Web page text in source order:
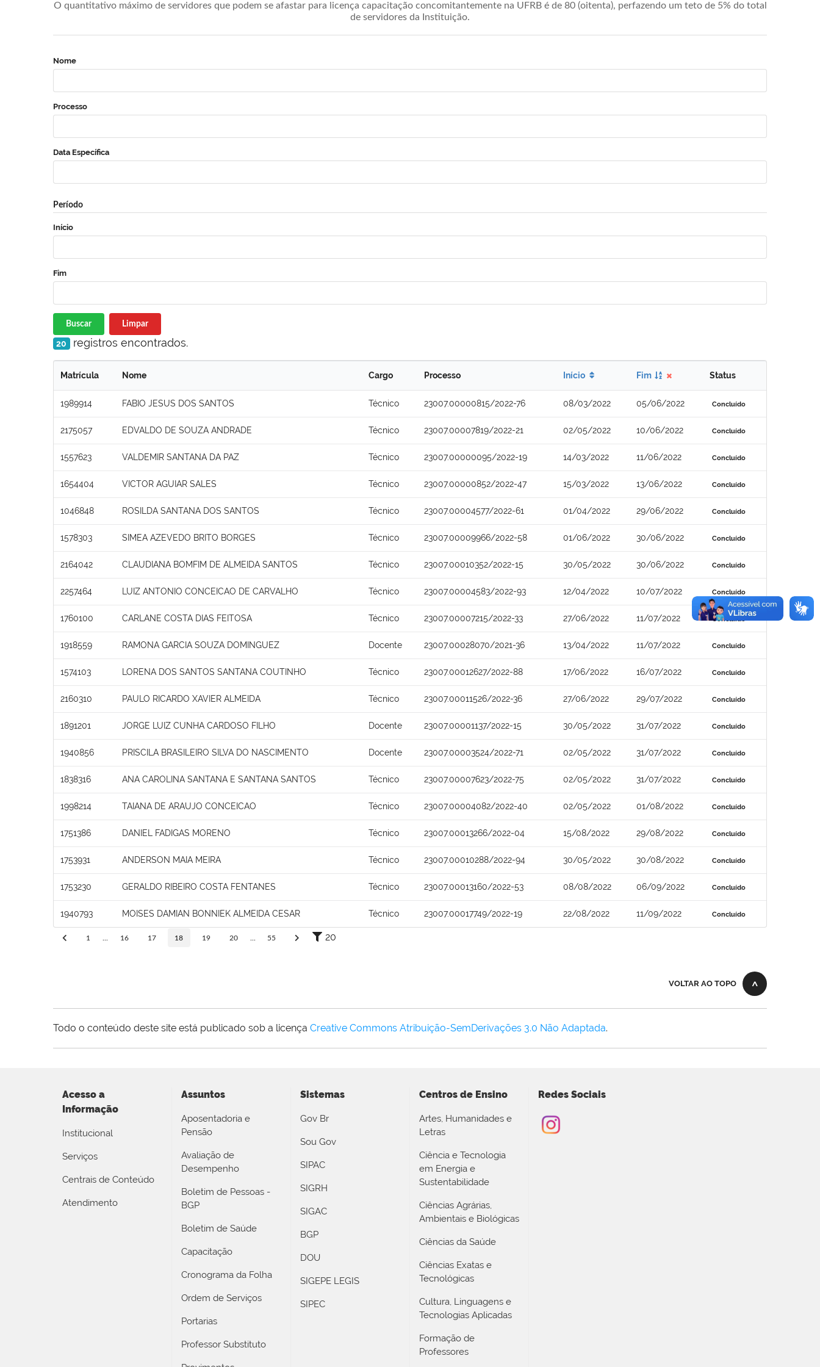
O quantitativo máximo de servidores que podem se afastar para licença capacitação concomitantemente na UFRB é de 80 (oitenta), perfazendo um teto de 5% do total
de servidores da Instituição.
Nome
Processo
Data Específica
Período
Início
Fim
Buscar Limpar
20 registros encontrados.
Matrícula Nome Cargo Processo Início Fim Status
1989914 FABIO JESUS DOS SANTOS Técnico 23007.00000815/2022-76 08/03/2022 05/06/2022 Concluído
2175057 EDVALDO DE SOUZA ANDRADE Técnico 23007.00007819/2022-21 02/05/2022 10/06/2022 Concluído
1557623 VALDEMIR SANTANA DA PAZ Técnico 23007.00000095/2022-19 14/03/2022 11/06/2022 Concluído
1654404 VICTOR AGUIAR SALES Técnico 23007.00000852/2022-47 15/03/2022 13/06/2022 Concluído
1046848 ROSILDA SANTANA DOS SANTOS Técnico 23007.00004577/2022-61 01/04/2022 29/06/2022 Concluído
1578303 SIMEA AZEVEDO BRITO BORGES Técnico 23007.00009966/2022-58 01/06/2022 30/06/2022 Concluído
2164042 CLAUDIANA BOMFIM DE ALMEIDA SANTOS Técnico 23007.00010352/2022-15 30/05/2022 30/06/2022 Concluído
2257464 LUIZ ANTONIO CONCEICAO DE CARVALHO Técnico 23007.00004583/2022-93 12/04/2022 10/07/2022 Concluído
1760100 CARLANE COSTA DIAS FEITOSA Técnico 23007.00007215/2022-33 27/06/2022 11/07/2022 Concluído
1918559 RAMONA GARCIA SOUZA DOMINGUEZ Docente 23007.00028070/2021-36 13/04/2022 11/07/2022 Concluído
1574103 LORENA DOS SANTOS SANTANA COUTINHO Técnico 23007.00012627/2022-88 17/06/2022 16/07/2022 Concluído
2160310 PAULO RICARDO XAVIER ALMEIDA Técnico 23007.00011526/2022-36 27/06/2022 29/07/2022 Concluído
1891201 JORGE LUIZ CUNHA CARDOSO FILHO Docente 23007.00001137/2022-15 30/05/2022 31/07/2022 Concluído
1940856 PRISCILA BRASILEIRO SILVA DO NASCIMENTO Docente 23007.00003524/2022-71 02/05/2022 31/07/2022 Concluído
1838316 ANA CAROLINA SANTANA E SANTANA SANTOS Técnico 23007.00007623/2022-75 02/05/2022 31/07/2022 Concluído
1998214 TAIANA DE ARAUJO CONCEICAO Técnico 23007.00004082/2022-40 02/05/2022 01/08/2022 Concluído
1751386 DANIEL FADIGAS MORENO Técnico 23007.00013266/2022-04 15/08/2022 29/08/2022 Concluído
1753931 ANDERSON MAIA MEIRA Técnico 23007.00010288/2022-94 30/05/2022 30/08/2022 Concluído
1753230 GERALDO RIBEIRO COSTA FENTANES Técnico 23007.00013160/2022-53 08/08/2022 06/09/2022 Concluído
1940793 MOISES DAMIAN BONNIEK ALMEIDA CESAR Técnico 23007.00017749/2022-19 22/08/2022 11/09/2022 Concluído
1 16 17 18 19 20 55 20
VOLTAR AO TOPO
Todo o conteúdo deste site está publicado sob a licença Creative Commons Atribuição-SemDerivações 3.0 Não Adaptada.
Acesso a
Informação
Institucional
Serviços
Centrais de Conteúdo
Atendimento
Assuntos
Aposentadoria e
Pensão
Avaliação de
Desempenho
Boletim de Pessoas -
BGP
Boletim de Saúde
Capacitação
Cronograma da Folha
Ordem de Serviços
Portarias
Professor Substituto
Sistemas
Gov Br
Sou Gov
SIPAC
SIGRH
SIGAC
BGP
DOU
SIGEPE LEGIS
SIPEC
Centros de Ensino
Artes, Humanidades e
Letras
Ciência e Tecnologia
em Energia e
Sustentabilidade
Ciências Agrárias,
Ambientais e Biológicas
Ciências da Saúde
Ciências Exatas e
Tecnológicas
Cultura, Linguagens e
Tecnologias Aplicadas
Formação de
Professores
Redes Sociais